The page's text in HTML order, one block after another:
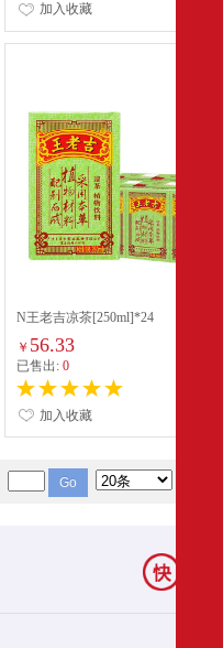
加入收藏
N王老吉凉茶[250ml]*24
￥ 56.33
已售出:0
加入收藏